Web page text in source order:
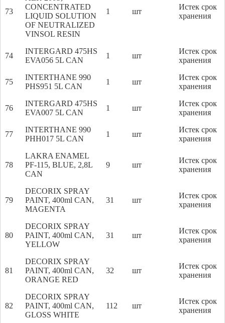
73
CONCENTRATED
LIQUID SOLUTION
OF NEUTRALIZED
VINSOL RESIN
1 шт
Истек срок
хранения
74
INTERGARD 475HS
EVA056 5L CAN
1 шт
Истек срок
хранения
75
INTERTHANE 990
PHS951 5L CAN
1 шт
Истек срок
хранения
76
INTERGARD 475HS
EVA007 5L CAN
1 шт
Истек срок
хранения
77
INTERTHANE 990
PHH017 5L CAN
1 шт
Истек срок
хранения
78
LAKRA ENAMEL
PF-115, BLUE, 2,8L
CAN
9 шт
Истек срок
хранения
79
DECORIX SPRAY
PAINT, 400ml CAN,
MAGENTA
31 шт
Истек срок
хранения
80
DECORIX SPRAY
PAINT, 400ml CAN,
YELLOW
31 шт
Истек срок
хранения
81
DECORIX SPRAY
PAINT, 400ml CAN,
ORANGE RED
32 шт
Истек срок
хранения
82
DECORIX SPRAY
PAINT, 400ml CAN,
GLOSS WHITE
112 шт
Истек срок
хранения